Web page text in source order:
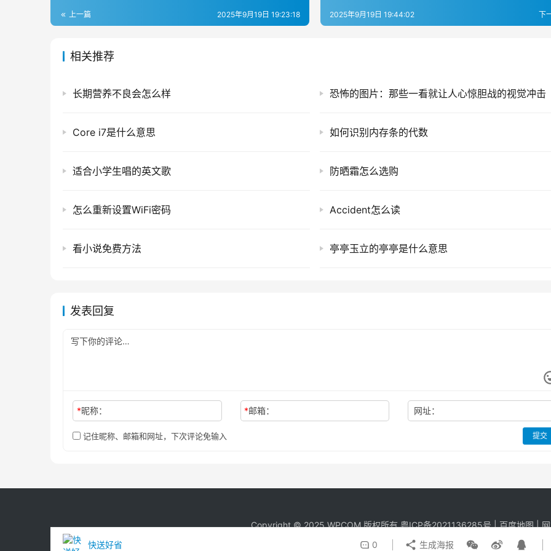
快送好省 0 生成海报
上一篇 2025年9月19日 19:23:18 下
2025年9月19日 19:44:02
相关推荐
长期营养不良会怎么样 恐怖的图片：那些一看就让人心惊胆战的视觉冲击
Core i7是什么意思 如何识别内存条的代数
适合小学生唱的英文歌 防晒霜怎么选购
怎么重新设置WiFi密码 Accident怎么读
看小说免费方法 亭亭玉立的亭亭是什么意思
发表回复
*昵称： *邮箱： 网址：
记住昵称、邮箱和网址，下次评论免输入 提交
Copyright © 2025 WPCOM 版权所有粤ICP备2021136285号|百度地图|